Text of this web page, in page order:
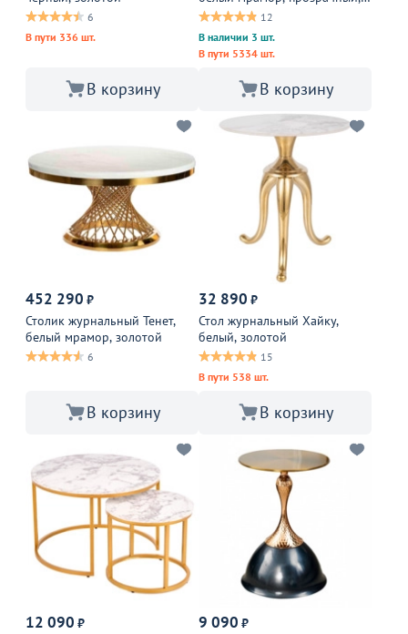
6
В пути 336 шт.
В корзину
золотой
12
В наличии 3 шт.
В пути 5334 шт.
В корзину
452 290 ₽
Столик журнальный Тенет,
белый мрамор, золотой
6
В корзину
32 890 ₽
Стол журнальный Хайку,
белый, золотой
15
В пути 538 шт.
В корзину
12 090 ₽
9 090 ₽